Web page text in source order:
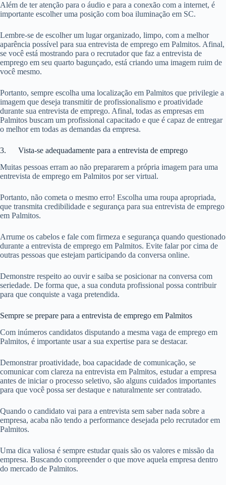
Além de ter atenção para o áudio e para a conexão com a internet, é
importante escolher uma posição com boa iluminação em SC.
Lembre-se de escolher um lugar organizado, limpo, com a melhor
aparência possível para sua entrevista de emprego em Palmitos. Afinal,
se você está mostrando para o recrutador que faz a entrevista de
emprego em seu quarto bagunçado, está criando uma imagem ruim de
você mesmo.
Portanto, sempre escolha uma localização em Palmitos que privilegie a
imagem que deseja transmitir de profissionalismo e proatividade
durante sua entrevista de emprego. Afinal, todas as empresas em
Palmitos buscam um profissional capacitado e que é capaz de entregar
o melhor em todas as demandas da empresa.
3. Vista-se adequadamente para a entrevista de emprego
Muitas pessoas erram ao não prepararem a própria imagem para uma
entrevista de emprego em Palmitos por ser virtual.
Portanto, não cometa o mesmo erro! Escolha uma roupa apropriada,
que transmita credibilidade e segurança para sua entrevista de emprego
em Palmitos.
Arrume os cabelos e fale com firmeza e segurança quando questionado
durante a entrevista de emprego em Palmitos. Evite falar por cima de
outras pessoas que estejam participando da conversa online.
Demonstre respeito ao ouvir e saiba se posicionar na conversa com
seriedade. De forma que, a sua conduta profissional possa contribuir
para que conquiste a vaga pretendida.
Sempre se prepare para a entrevista de emprego em Palmitos
Com inúmeros candidatos disputando a mesma vaga de emprego em
Palmitos, é importante usar a sua expertise para se destacar.
Demonstrar proatividade, boa capacidade de comunicação, se
comunicar com clareza na entrevista em Palmitos, estudar a empresa
antes de iniciar o processo seletivo, são alguns cuidados importantes
para que você possa ser destaque e naturalmente ser contratado.
Quando o candidato vai para a entrevista sem saber nada sobre a
empresa, acaba não tendo a performance desejada pelo recrutador em
Palmitos.
Uma dica valiosa é sempre estudar quais são os valores e missão da
empresa. Buscando compreender o que move aquela empresa dentro
do mercado de Palmitos.